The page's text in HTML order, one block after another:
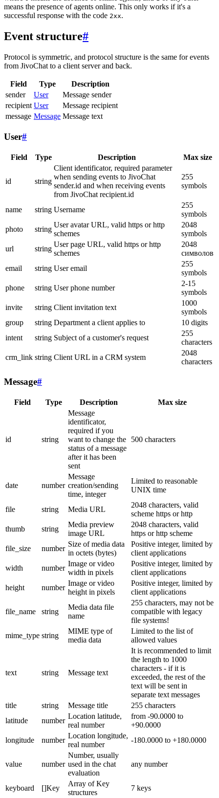
means the presence of agents online. This only works if it's a
successful response with the code 2xx.
Event structure#
Protocol is symmetric, and protocol structure is the same for events
from JivoChat to a client server and back.
Field Type
Description
sender
User
Message sender
recipient User
Message recipient
message Message Message text
User#
Field Type Description Max size
id string
Client identificator, required parameter
when sending events to JivoChat
sender.id and when receiving events
from JivoChat recipient.id
255
symbols
name string Username
255
symbols
photo
string
User avatar URL, valid https or http
schemes
2048
symbols
url
string
User page URL, valid https or http
schemes
2048
символов
email
string User email
255
symbols
phone
string User phone number
2-15
symbols
invite
string Client invitation text
1000
symbols
group
string Department a client applies to
10 digits
intent
string Subject of a customer's request
255
characters
crm_link string Client URL in a CRM system
2048
characters
Message#
Field Type Description Max size
id string
Message
identificator,
required if you
want to change the
status of a message
after it has been
sent
500 characters
date number
Message
creation/sending
time, integer
Limited to reasonable
UNIX time
file string Media URL
2048 characters, valid
scheme https or http
thumb
string
Media preview
image URL
2048 characters, valid
https or http scheme
file_size
number
Size of media data
in octets (bytes)
Positive integer, limited by
client applications
width
number
Image or video
width in pixels
Positive integer, limited by
client applications
height
number
Image or video
height in pixels
Positive integer, limited by
client applications
file_name string
Media data file
name
255 characters, may not be
compatible with legacy
file systems!
mime_type string
MIME type of
media data
Limited to the list of
allowed values
text string Message text
It is recommended to limit
the length to 1000
characters - if it is
exceeded, the rest of the
text will be sent in
separate text messages
title
string Message title
255 characters
latitude
number
Location latitude,
real number
from -90.0000 to
+90.0000
longitude
number
Location longitude,
real number
-180.0000 to +180.0000
value number
Number, usually
used in the chat
evaluation
any number
keyboard []Key
Array of Key
structures
7 keys